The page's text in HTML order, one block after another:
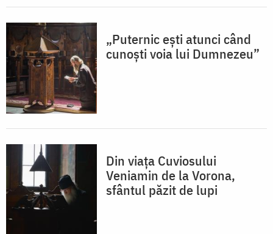
„Puternic ești atunci când
cunoști voia lui Dumnezeu”
Din viața Cuviosului
Veniamin de la Vorona,
sfântul păzit de lupi